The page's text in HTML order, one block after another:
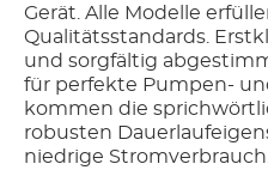
Gerät. Alle Modelle
Qualitätsstandards.
und sorgfältig
für perfekte Pumpen-
kommen die
robusten
niedrige